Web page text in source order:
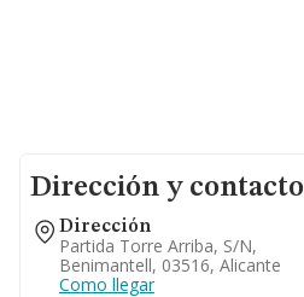
Dirección y contacto
Dirección
Partida Torre Arriba, S/n,
Benimantell, 03516, Alicante
Como llegar